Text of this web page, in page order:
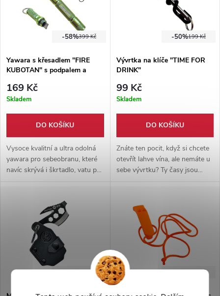
399 Kč
-58%
Yawara s křesadlem "FIRE
KUBOTAN" s podpalem a
169 Kč
Skladem
DO KOŠÍKU
Vysoce kvalitní a ultra odolná
yawara pro sebeobranu, které
navíc skrývá i škrtadlo, vatu pro
podpal a kompas. Lze nosit na
199 Kč
-50%
Vývrtka na klíče "TIME FOR
DRINK"
99 Kč
Skladem
DO KOŠÍKU
Znáte ten pocit, když si chcete
otevřít lahve vína, ale nemáte u
sebe vývrtku? Ty časy jsou
pryč! Malá praktická a lehce
klíče a tak ji mít neustále u
499 Kč
-20% 199 Kč
-50%